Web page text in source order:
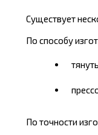
Существует
По способу
По точности